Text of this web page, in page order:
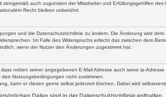
sinngemäß auch zugunsten der Mitarbeiter und Erfüllungsgehilfen des
Recht bleiben unberührt.
und die Datenschutzrichtlinie zu ändern. Die Änderung wird dem
Im Falle des Widerspruchs erlischt das zwischen dem
wenn der Nutzer den Änderungen zugestimmt hat.
neben seiner angegebenen E-Mail Adresse auch seine ip-Adresse
Nutzungsbedingungen nicht zustimmen.
kann er diesen gerne selbst jederzeit löschen. Dabei wird